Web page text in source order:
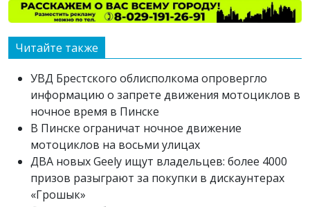
Читайте также
УВД Брестского облисполкома опровергло
информацию о запрете движения мотоциклов в
ночное время в Пинске
В Пинске ограничат ночное движение
мотоциклов на восьми улицах
ДВА новых Geely ищут владельцев: более 4000
призов разыграют за покупки в дискаунтерах
«Грошык»